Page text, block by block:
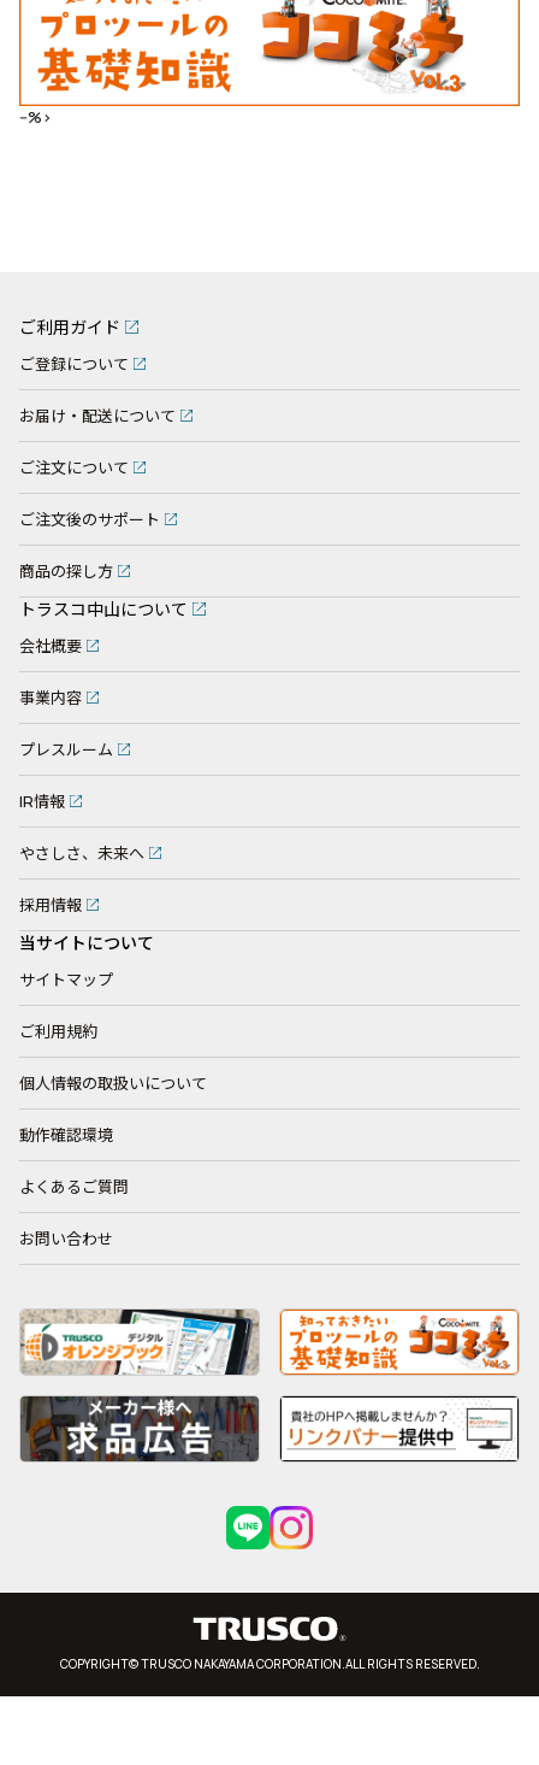
--%>
ご利用ガイド
ご登録について
お届け・配送について
ご注文について
ご注文後のサポート
商品の探し方
トラスコ中山について
会社概要
事業内容
プレスルーム
IR情報
やさしさ、未来へ
採用情報
当サイトについて
サイトマップ
ご利用規約
個人情報の取扱いについて
動作確認環境
よくあるご質問
お問い合わせ
COPYRIGHT© TRUSCO NAKAYAMA CORPORATION.ALL RIGHTS RESERVED.